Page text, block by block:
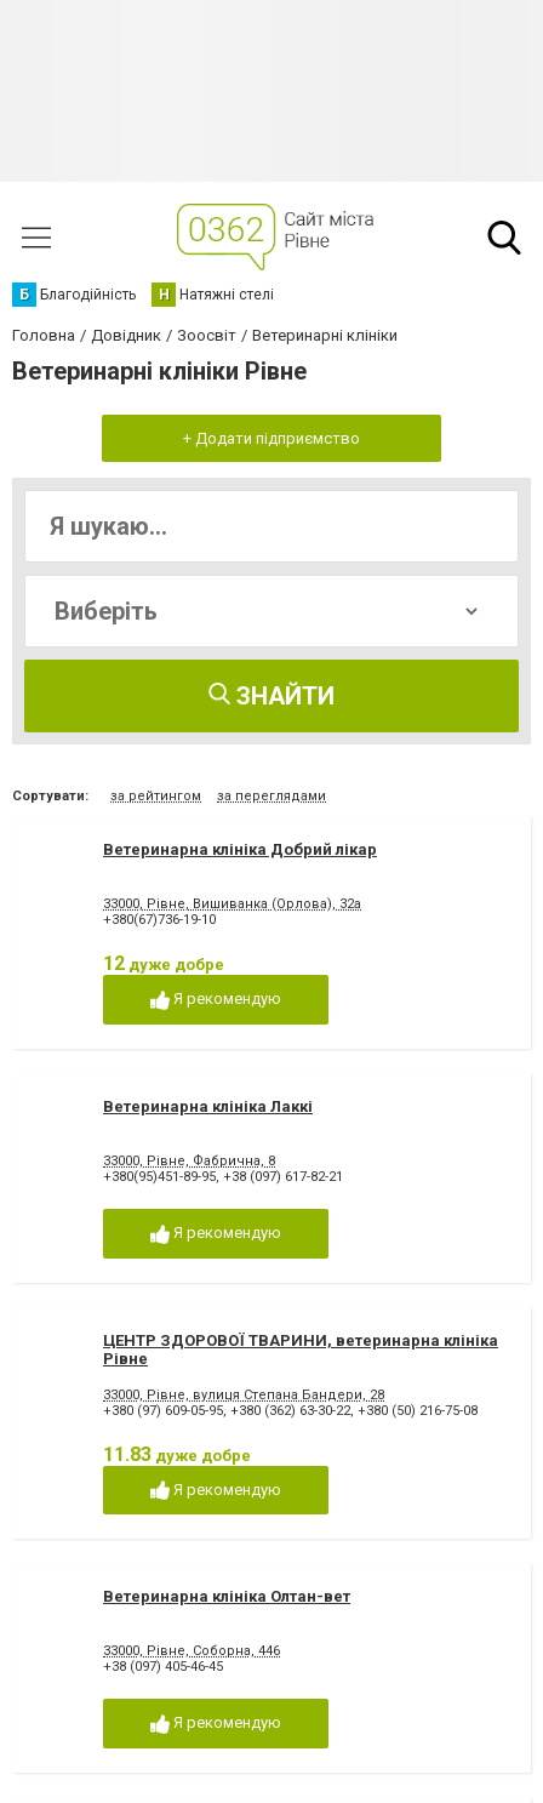
Б Благодійність Н Натяжні стелі
Головна Довідник Зоосвіт Ветеринарні клініки
Ветеринарні клініки Рівне
+ Додати підприємство
ЗНАЙТИ
Сортувати: за рейтингом за переглядами
Ветеринарна клініка Добрий лікар
33000, Рівне, Вишиванка (Орлова), 32а
+380(67)736-19-10
12 дуже добре
Я рекомендую
Ветеринарна клініка Лаккі
33000, Рівне, Фабрична, 8
+380(95)451-89-95, +38 (097) 617-82-21
Я рекомендую
ЦЕНТР ЗДОРОВОЇ ТВАРИНИ, ветеринарна клініка
Рівне
33000, Рівне, вулиця Степана Бандери, 28
+380 (97) 609-05-95, +380 (362) 63-30-22, +380 (50) 216-75-08
11.83 дуже добре
Я рекомендую
Ветеринарна клініка Олтан-вет
33000, Рівне, Соборна, 446
+38 (097) 405-46-45
Я рекомендую